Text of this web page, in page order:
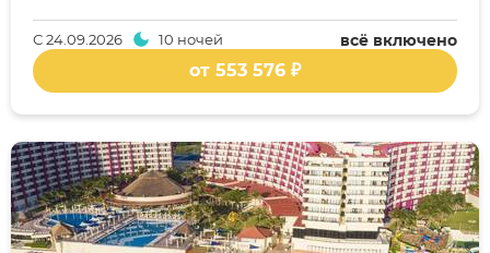
всё включено
С24.09.2026 10 ночей
от 553 576 ₽